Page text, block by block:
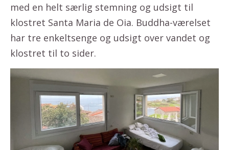
med en helt særlig stemning og udsigt til
klostret Santa Maria de Oia. Buddha-værelset
har tre enkeltsenge og udsigt over vandet og
klostret til to sider.